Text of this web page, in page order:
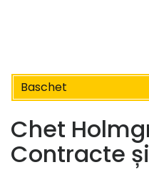
Baschet
Chet
Contracte